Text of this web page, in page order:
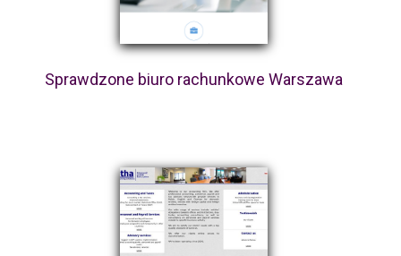
Sprawdzone biuro rachunkowe Warszawa